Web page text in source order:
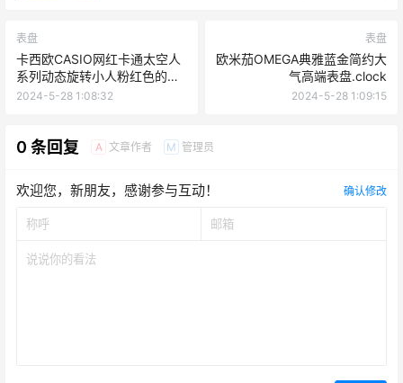
表盘
卡西欧CASIO网红卡通太空人
系列动态旋转小人粉红色的
NIKE简约表盘.clock
2024-5-28 1:08:32
表盘
欧米茄OMEGA典雅蓝金简约大
气高端表盘.clock
2024-5-28 1:09:15
0 条回复 A 文章作者 M 管理员
欢迎您，新朋友，感谢参与互动！ 确认修改